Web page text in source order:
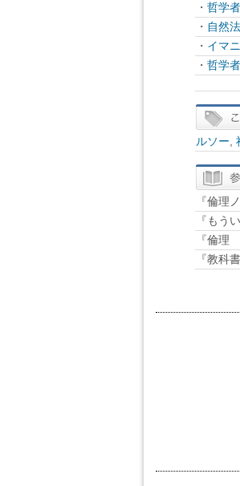
・ 哲学
・ 自然
・ イマ
・ 哲学
ルソー
『倫
『もう
『倫
『教